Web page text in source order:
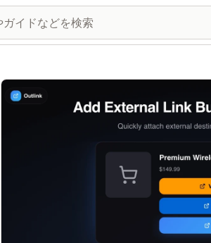
特集の画像ギャラリー